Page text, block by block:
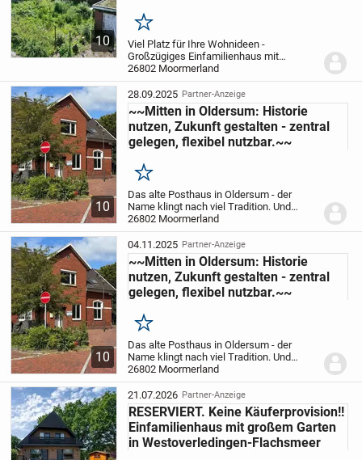
10
Merken
Viel Platz für Ihre Wohnideen -
Großzügiges Einfamilienhaus mit
Potenzial im Herzen von Oldersum
Verwirklichen Sie Ihren Traum vom
Eigenheim und gestalten Sie dieses
großzügige Wohnhaus ganz nach...
26802 Moormerland
10
28.09.2025 Partner-Anzeige
~~Mitten in Oldersum: Historie
nutzen, Zukunft gestalten - zentral
gelegen, flexibel nutzbar.~~
Merken
Das alte Posthaus in Oldersum - der
Name klingt nach viel Tradition. Und
tatsächlich: Das historische ehemalige
Postgebäude stammt aus der Zeit um
1900. Heute gehört es zu den Häusern,
die den alten...
26802 Moormerland
10
04.11.2025 Partner-Anzeige
~~Mitten in Oldersum: Historie
nutzen, Zukunft gestalten - zentral
gelegen, flexibel nutzbar.~~
Merken
Das alte Posthaus in Oldersum - der
Name klingt nach viel Tradition. Und
tatsächlich: Das historische ehemalige
Postgebäude stammt aus der Zeit um
1900. Heute gehört es zu den Häusern,
die den alten...
26802 Moormerland
21.07.2026 Partner-Anzeige
RESERVIERT. Keine Käuferprovision!!
Einfamilienhaus mit großem Garten
in Westoverledingen-Flachsmeer